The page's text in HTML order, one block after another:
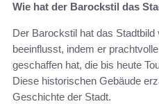
Wie hat der Barockstil das
Der Barockstil hat das
beeinflusst, indem er
geschaffen hat, die bis heute
Diese historischen Gebäude
Geschichte der Stadt.